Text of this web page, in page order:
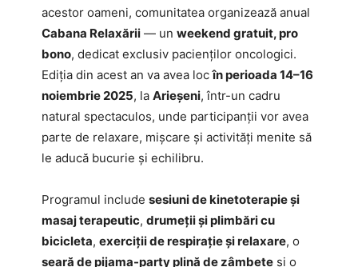
acestor oameni, comunitatea organizează anual
Cabana Relaxării — un weekend gratuit, pro
bono, dedicat exclusiv pacienților oncologici.
Ediția din acest an va avea locîn perioada 14–16
noiembrie 2025, la Arieșeni, într-un cadru
natural spectaculos, unde participanții vor avea
parte de relaxare, mișcare și activități menite să
le aducă bucurie și echilibru.
Programul include sesiuni de kinetoterapie și
masaj terapeutic, drumeții și plimbări cu
bicicleta, exerciții de respirație și relaxare, o
seară de pijama-party plină de zâmbete și o